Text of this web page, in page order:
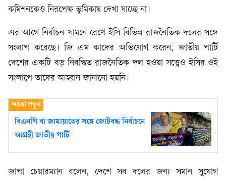
কমিশনকেও নিরপেক্ষ ভূমিকায় দেখা যাচ্ছে না।
এর আগে নির্বাচন সামনে রেখে ইসি বিভিন্ন রাজনৈতিক দলের সঙ্গে
সংলাপ করেছে। জি এম কাদের অভিযোগ করেন, জাতীয় পার্টি
দেশের একটি বড় নিবন্ধিত রাজনৈতিক দল হওয়া সত্ত্বেও ইসির ওই
সংলাপে তাদের আহ্বান জানানো হয়নি।
বিএনপি বা জামায়াতের সঙ্গে জোটবদ্ধ নির্বাচনে
আগ্রহী জাতীয় পার্টি
জাপা চেয়ারম্যান বলেন, দেশে সব দলের জন্য সমান সুযোগ